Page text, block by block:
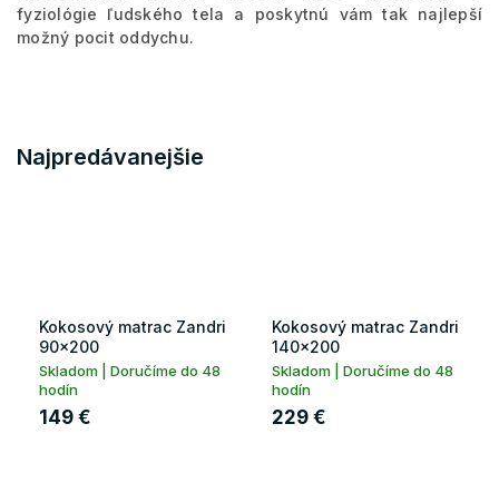
fyziológie ľudského tela a poskytnú vám tak najlepší
možný pocit oddychu.
Najpredávanejšie
Kokosový matrac Zandri
90x200
Skladom | Doručíme do 48
hodín
149 €
Kokosový matrac Zandri
140x200
Skladom | Doručíme do 48
hodín
229 €